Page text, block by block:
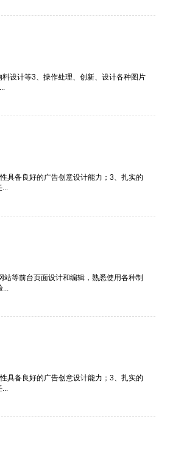
设计等3、操作处理、创新、设计各种图片
具备良好的广告创意设计能力；3、扎实的
...
等前台页面设计和编辑，熟悉使用各种制
...
具备良好的广告创意设计能力；3、扎实的
...